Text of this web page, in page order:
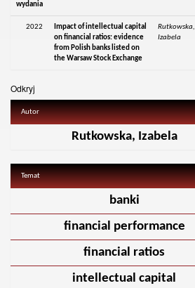
wydania
2022
Impact of intellectual capital
on financial ratios: evidence
from Polish banks listed on
the Warsaw Stock Exchange
Rutkowska,
Izabela
Odkryj
Autor
Rutkowska, Izabela
Temat
banki
financial performance
financial ratios
intellectual capital